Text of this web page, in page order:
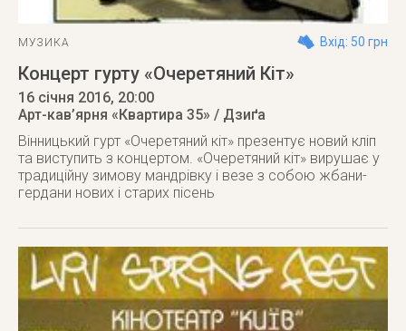
МУЗИКА Вхід: 50 грн
Концерт гурту «Очеретяний Кіт»
16 січня 2016, 20:00
Арт-кав’ярня «Квартира 35» / Дзиґа
Вінницький гурт «Очеретяний кіт» презентує новий кліп
та виступить з концертом. «Очеретяний кіт» вирушає у
традиційну зимову мандрівку і везе з собою жбани-
гердани нових і старих пісень